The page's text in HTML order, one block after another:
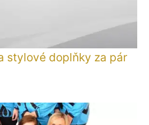
stylové doplňky za pár